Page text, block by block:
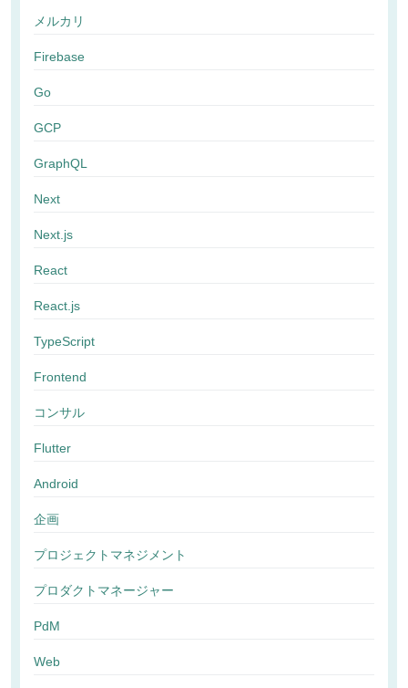
メルカリ
Firebase
Go
GCP
GraphQL
Next
Next.js
React
React.js
TypeScript
Frontend
コンサル
Flutter
Android
企画
プロジェクトマネジメント
プロダクトマネージャー
PdM
Web